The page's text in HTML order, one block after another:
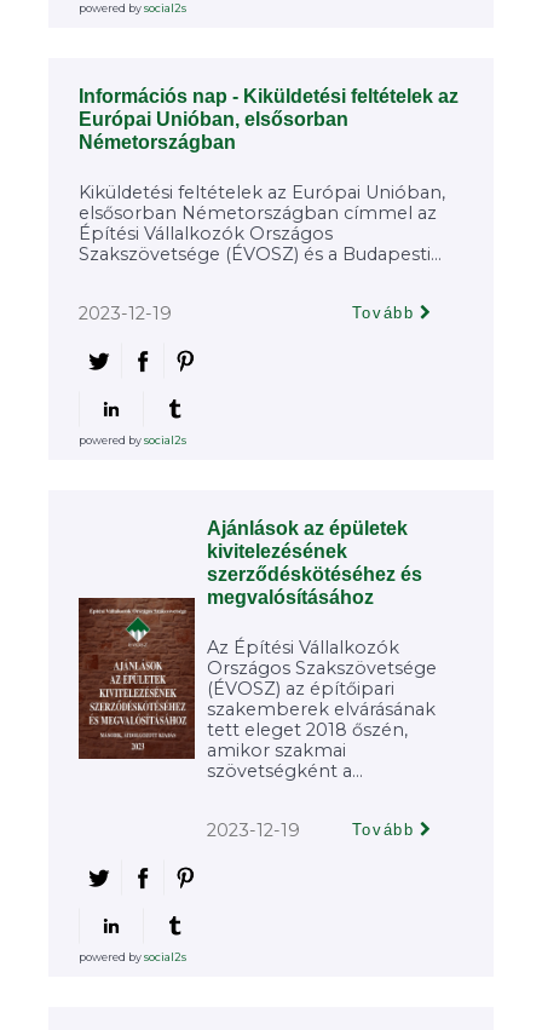
powered bysocial2s
Információs nap - Kiküldetési feltételek az
Európai Unióban, elsősorban
Németországban
Kiküldetési feltételek az Európai Unióban,
elsősorban Németországban címmel az
Építési Vállalkozók Országos
Szakszövetsége (ÉVOSZ) és a Budapesti...
2023-12-19 Tovább
powered bysocial2s
Ajánlások az épületek
kivitelezésének
szerződéskötéséhez és
megvalósításához
Az Építési Vállalkozók
Országos Szakszövetsége
(ÉVOSZ) az építőipari
szakemberek elvárásának
tett eleget 2018 őszén,
amikor szakmai
szövetségként a...
2023-12-19 Tovább
powered bysocial2s